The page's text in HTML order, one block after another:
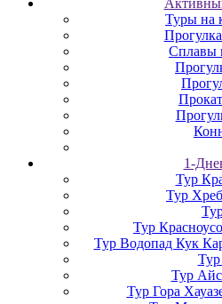
Туры на
Сплавы
1-
Тур
Тур
Тур
Тур Водопад Кук
Тур
Тур
Тур Гора